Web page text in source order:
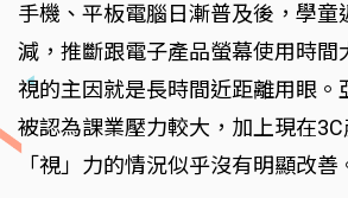
手機、平板電腦日漸普及後，學童
減，推斷跟電子產品螢幕使用時間
視的主因就是長時間近距離用眼。
被認為課業壓力較大，加上現在
「視」力的情況似乎沒有明顯改善